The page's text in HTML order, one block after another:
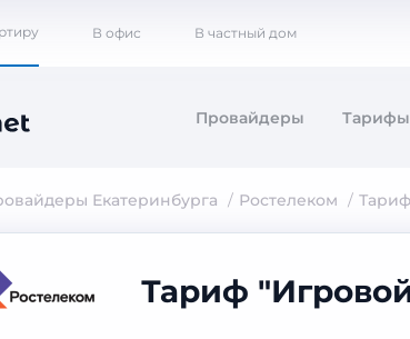
В офис В частный дом
Провайдеры Тарифы
Екатеринбурга Ростелеком
Тариф